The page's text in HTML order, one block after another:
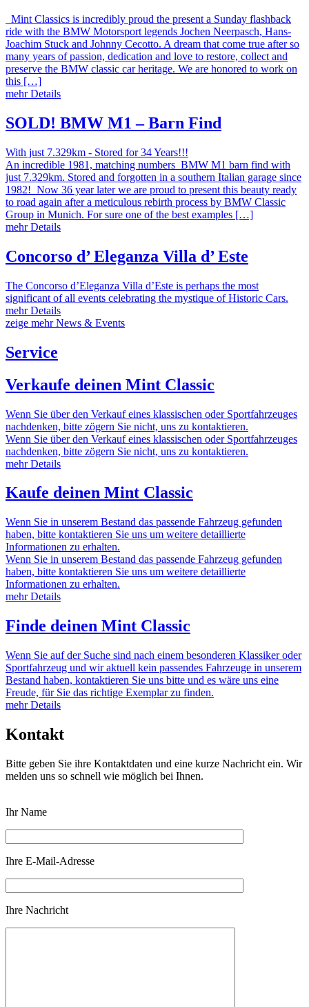
Mint Classics is incredibly proud the present a Sunday flashback
ride with the BMW Motorsport legends Jochen Neerpasch, Hans-
Joachim Stuck and Johnny Cecotto. A dream that come true after so
many years of passion, dedication and love to restore, collect and
preserve the BMW classic car heritage. We are honored to work on
this […]
mehr Details
SOLD! BMW M1 – Barn Find
With just 7.329km - Stored for 34 Years!!!
An incredible 1981, matching numbers BMW M1 barn find with
just 7.329km. Stored and forgotten in a southern Italian garage since
1982! Now 36 year later we are proud to present this beauty ready
to road again after a meticulous rebirth process by BMW Classic
Group in Munich. For sure one of the best examples […]
mehr Details
Concorso d’ Eleganza Villa d’ Este
The Concorso d’Eleganza Villa d’Este is perhaps the most
significant of all events celebrating the mystique of Historic Cars.
mehr Details
zeige mehr News & Events
Service
Verkaufe deinen Mint Classic
Wenn Sie über den Verkauf eines klassischen oder Sportfahrzeuges
nachdenken, bitte zögern Sie nicht, uns zu kontaktieren.
Wenn Sie über den Verkauf eines klassischen oder Sportfahrzeuges
nachdenken, bitte zögern Sie nicht, uns zu kontaktieren.
mehr Details
Kaufe deinen Mint Classic
Wenn Sie in unserem Bestand das passende Fahrzeug gefunden
haben, bitte kontaktieren Sie uns um weitere detaillierte
Informationen zu erhalten.
Wenn Sie in unserem Bestand das passende Fahrzeug gefunden
haben, bitte kontaktieren Sie uns um weitere detaillierte
Informationen zu erhalten.
mehr Details
Finde deinen Mint Classic
Wenn Sie auf der Suche sind nach einem besonderen Klassiker oder
Sportfahrzeug und wir aktuell kein passendes Fahrzeuge in unserem
Bestand haben, kontaktieren Sie uns bitte und es wäre uns eine
Freude, für Sie das richtige Exemplar zu finden.
mehr Details
Kontakt
Bitte geben Sie ihre Kontaktdaten und eine kurze Nachricht ein. Wir
melden uns so schnell wie möglich bei Ihnen.
Ihr Name
Ihre E-Mail-Adresse
Ihre Nachricht